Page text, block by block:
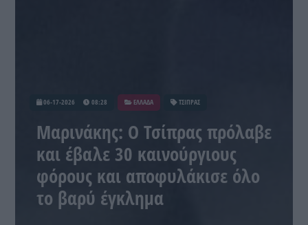
06-17-2026 08:28 ΕΛΛΑΔΑ ΤΣΙΠΡΑΣ
Μαρινάκης: Ο Τσίπρας πρόλαβε
και έβαλε 30 καινούργιους
φόρους και αποφυλάκισε όλο
το βαρύ έγκλημα